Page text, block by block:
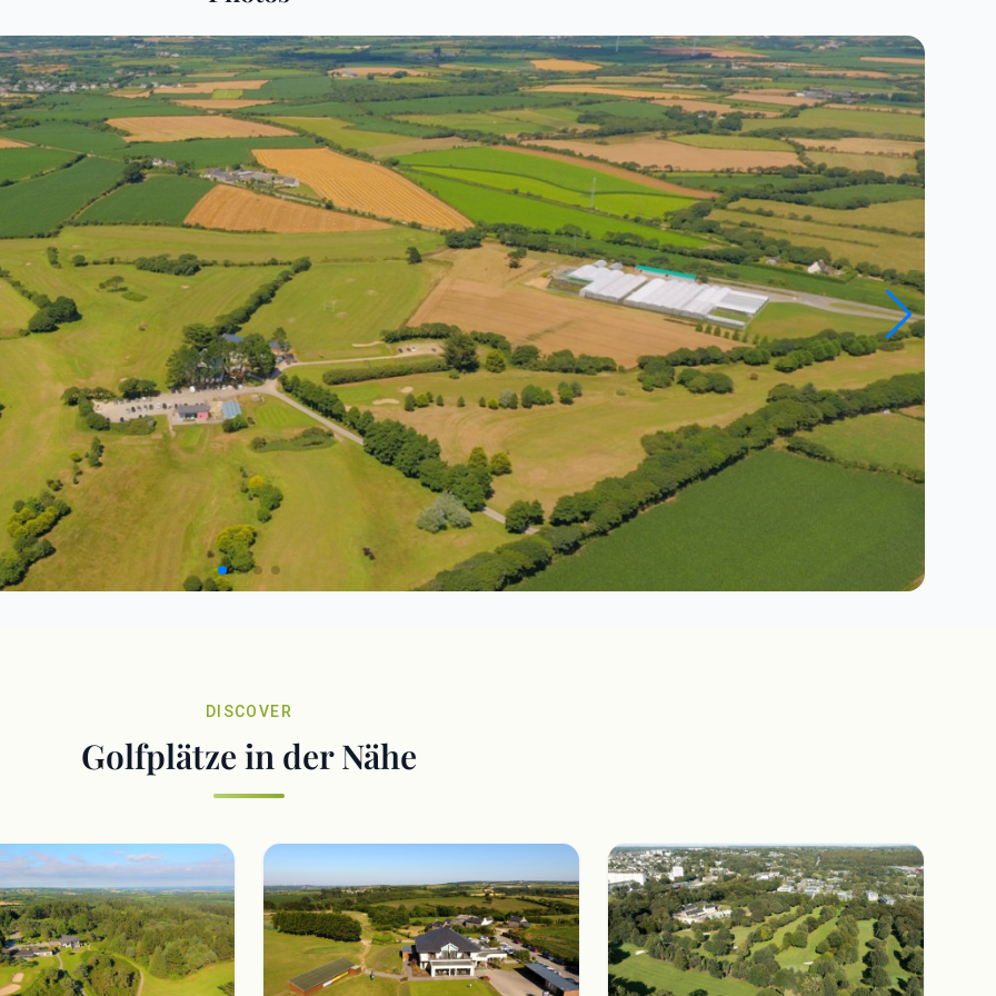
DISCOVER
Golfplätze in der Nähe
Close